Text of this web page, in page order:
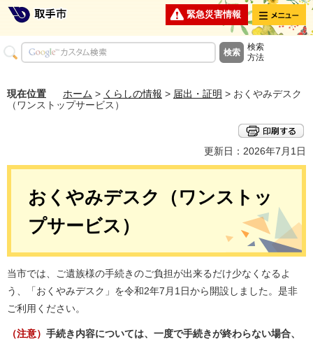
緊急災害情報 メニュー
検索
方法
現在位置 ホーム > くらしの情報 > 届出・証明 > おくやみデスク
（ワンストップサービス）
更新日：2026年7月1日
おくやみデスク（ワンストッ
プサービス）
当市では、ご遺族様の手続きのご負担が出来るだけ少なくなるよ
う、「おくやみデスク」を令和2年7月1日から開設しました。是非
ご利用ください。
（注意） 手続き内容については、一度で手続きが終わらない場合、